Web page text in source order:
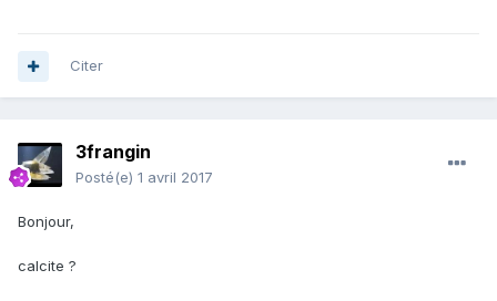
Citer
3frangin
Posté(e) 1 avril 2017
Bonjour,
calcite ?